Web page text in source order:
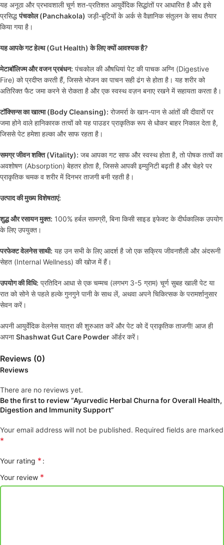
यह अनूठा और प्रभावशाली चूर्ण शत-प्रतिशत आयुर्वेदिक सिद्धांतों पर आधारित है और इसे
प्रसिद्धपंचकोल (Panchakola) जड़ी-बूटियों के अर्क से वैज्ञानिक संतुलन के साथ तैयार
किया गया है।
यह आपके गट हेल्थ (Gut Health) के लिए क्यों आवश्यक है?
मेटाबॉलिज्म और वजन प्रबंधन: पंचकोल की औषधियां पेट की पाचक अग्नि (Digestive
Fire) को प्रदीप्त करती हैं, जिससे भोजन का पाचन सही ढंग से होता है। यह शरीर को
अतिरिक्त फैट जमा करने से रोकता है और एक स्वस्थ वज़न बनाए रखने में सहायता करता है।
टॉक्सिन्स का खात्मा (Body Cleansing): रोजमर्रा के खान-पान से आंतों की दीवारों पर
जमा होने वाले हानिकारक तत्वों को यह पाउडर प्राकृतिक रूप से धोकर बाहर निकाल देता है,
जिससे पेट हमेशा हल्का और साफ रहता है।
समग्र जीवन शक्ति (Vitality): जब आपका गट साफ और स्वस्थ होता है, तो पोषक तत्वों का
अवशोषण (Absorption) बेहतर होता है, जिससे आपकी इम्युनिटी बढ़ती है और चेहरे पर
प्राकृतिक चमक व शरीर में दिनभर ताजगी बनी रहती है।
उत्पाद की मुख्य विशेषताएं:
शुद्ध और रसायन मुक्त: 100% हर्बल सामग्री, बिना किसी साइड इफेक्ट के दीर्घकालिक उपयोग
के लिए उपयुक्त।
परफेक्ट वेलनेस साथी: यह उन सभी के लिए आदर्श है जो एक सक्रिय जीवनशैली और अंदरूनी
सेहत (Internal Wellness) की खोज में हैं।
उपयोग की विधि: प्रतिदिन आधा से एक चम्मच (लगभग 3-5 ग्राम) चूर्ण सुबह खाली पेट या
रात को सोने से पहले हल्के गुनगुने पानी के साथ लें, अथवा अपने चिकित्सक के परामर्शानुसार
सेवन करें।
अपनी आयुर्वेदिक वेलनेस यात्रा की शुरुआत करें और पेट को दें प्राकृतिक ताजगी! आज ही
अपनाShashwat Gut Care Powder ऑर्डर करें।
Reviews (0)
Reviews
There are no reviews yet.
Be the first to review “Ayurvedic Herbal Churna for Overall Health,
Digestion and Immunity Support”
Your email address will not be published. Required fields are marked
*
Your rating *
Your review *